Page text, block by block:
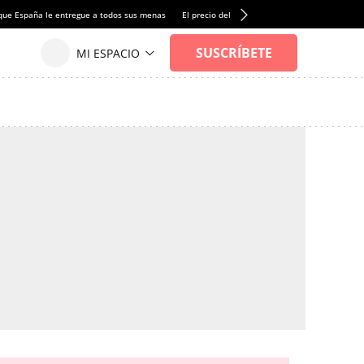
España le entregue a todos sus menas El precio del alquiler de vivienda baja por